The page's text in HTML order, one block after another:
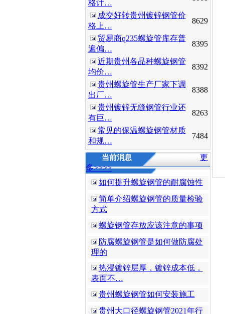
格计…
成交好转贵州镀锌钢管价
格上…
8629
贸易商q235螺旋管库存普
遍偏…
8395
近期贵州各品种螺旋钢管
均价…
8392
贵州螺旋管生产厂家下调
出厂…
8388
贵州镀锌无缝钢管行业还
有巨…
8263
常见的保温螺旋钢管材质
和规…
7484
当前消息
更
多>>>>
如何提升螺旋钢管的耐腐蚀性
简单介绍螺旋钢管的质量检验
方式
螺旋钢管存放应该注意的事项
防腐螺旋钢管是如何做防腐处
理的
热浸镀锌层厚，镀锌成本低，
表面不…
贵州螺旋钢管如何安装施工
贵州大口径螺旋钢管2021年行